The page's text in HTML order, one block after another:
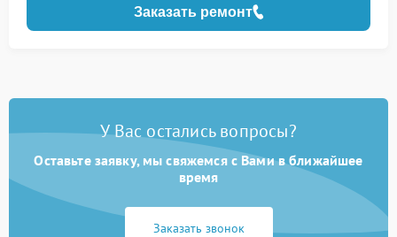
Заказать ремонт
У Вас остались вопросы?
Оставьте заявку, мы свяжемся с Вами в ближайшее
время
Заказать звонок